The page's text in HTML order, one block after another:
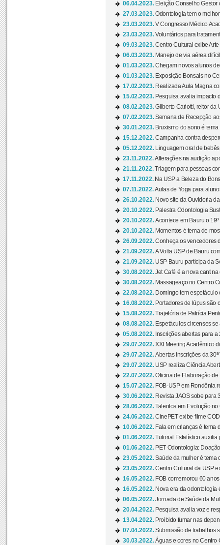
06.04.2023. Eleição Conselho Gestor
27.03.2023.Odontologia tem o
23.03.2023.V Congresso Médico
23.03.2023.Voluntários para
09.03.2023.Centro Cultural exibe
06.03.2023. Manejo de via aérea
01.03.2023.Chegam novos alunos
01.03.2023. Exposição Bonsais no
17.02.2023. Realizada Aula Magna
15.02.2023. Pesquisa avalia impacto
08.02.2023.Gilberto Carlotti, reitor da
07.02.2023.Semana de Recepção
30.01.2023. Bruxismo do sono é
15.12.2022.Campanha contra
05.12.2022.
Linguagem oral de
23.11.2022.Alterações na audição
21.11.2022.Triagem para pessoas
17.11.2022. Na USP a Beleza do
07.11.2022.Aulas de Yoga para
26.10.2022. Novo site da Ouvidoria
20.10.2022. Palestra Odontologia
20.10.2022.Acontece em Bauru o 19º
20.10.2022. Momentos é tema de
26.09.2022.Conheça os vencedores
21.09.2022.A Volta USP de Bauru
21.09.2022. USP Bauru participa da
30.08.2022.Jet Café é a nova
30.08.2022. Massageaço no Centro
22.08.2022. Domingo tem espetáculo
16.08.2022. Portadores de lúpus são
15.08.2022.Trajetória de Patrícia
08.08.2022. Espetáculos circenses
05.08.2022. Inscrições abertas para a
29.07.2022.XXI Meeting Acadêmico
29.07.2022.Abertas inscrições da 30ª
29.07.2022. USP realiza Ciência
22.07.2022.Oficina de Elaboração de
15.07.2022. FOB-USP em Rondônia
30.06.2022. Revista JAOS sobe para
28.06.2022.Talentos em Evolução no
24.06.2022.CinePET exibe filme
10.06.2022. Fala em crianças é tema
01.06.2022.Tutorial Estatístico auxilia
01.06.2022. PET Odontologia:
23.05.2022.Saúde da mulher é tema
23.05.2022.Centro Cultural da USP
16.05.2022. FOB comemorou 60
16.05.2022. Nova era da odontologia
06.05.2022.Jornada de Saúde da
20.04.2022. Pesquisa avalia voz e
13.04.2022. Proibido fumar nas
07.04.2022.Submissão de trabalhos
30.03.2022.Águas e cores no Centro